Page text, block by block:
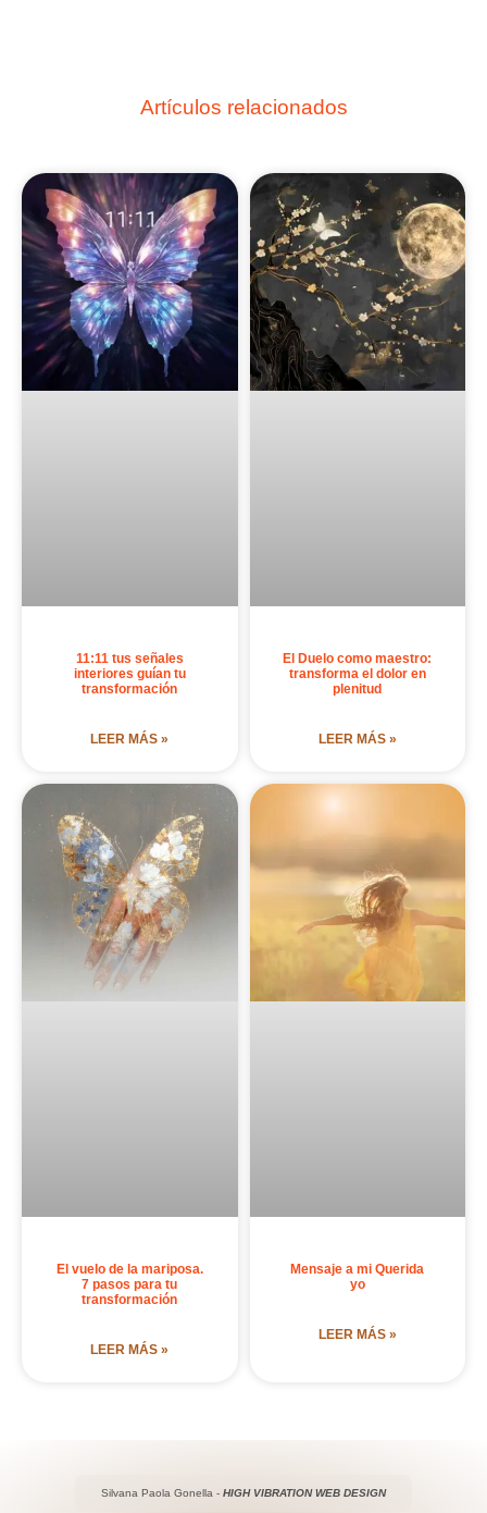
Artículos relacionados
11:11 tus señales
interiores guían tu
transformación
LEER MÁS »
El Duelo como maestro:
transforma el dolor en
plenitud
LEER MÁS »
El vuelo de la mariposa.
7 pasos para tu
transformación
LEER MÁS »
Mensaje a mi Querida
yo
LEER MÁS »
Silvana Paola Gonella - HIGH VIBRATION WEB DESIGN